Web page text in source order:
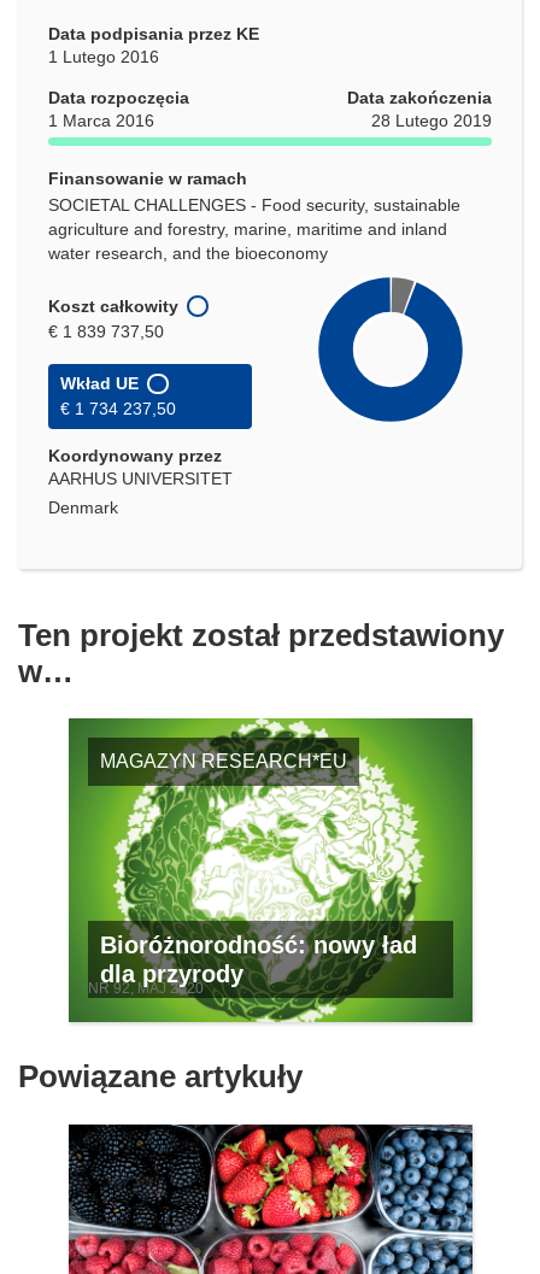
Data podpisania przez KE
1 Lutego 2016
Data rozpoczęcia
1 Marca 2016
Data zakończenia
28 Lutego 2019
Finansowanie w ramach
SOCIETAL CHALLENGES - Food security, sustainable
agriculture and forestry, marine, maritime and inland
water research, and the bioeconomy
Koszt całkowity
€ 1 839 737,50
Wkład UE
€ 1 734 237,50
Koordynowany przez
AARHUS UNIVERSITET
Denmark
Ten projekt został przedstawiony
w…
MAGAZYN RESEARCH*EU
Bioróżnorodność: nowy ład
dla przyrody
NR 92, MAJ 2020
Powiązane artykuły